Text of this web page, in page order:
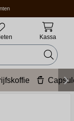
Kassa